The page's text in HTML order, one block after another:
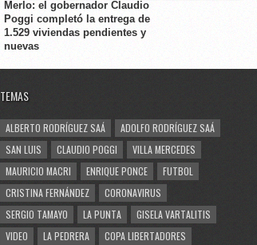
Merlo: el gobernador Claudio
Poggi completó la entrega de
1.529 viviendas pendientes y
nuevas
TEMAS
ALBERTO RODRÍGUEZ SAÁ
ADOLFO RODRÍGUEZ SAÁ
SAN LUIS
CLAUDIO POGGI
VILLA MERCEDES
MAURICIO MACRI
ENRIQUE PONCE
FUTBOL
CRISTINA FERNÁNDEZ
CORONAVIRUS
SERGIO TAMAYO
LA PUNTA
GISELA VARTALITIS
VIDEO
LA PEDRERA
COPA LIBERTADORES